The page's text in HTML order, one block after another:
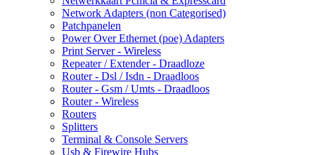
Network Adapters (non Categorised)
Patchpanelen
Power Over Ethernet (poe) Adapters
Print Server - Wireless
Repeater / Extender - Draadloze
Router - Dsl / Isdn - Draadloos
Router - Gsm / Umts - Draadloos
Router - Wireless
Routers
Splitters
Terminal & Console Servers
Usb & Firewire Hubs